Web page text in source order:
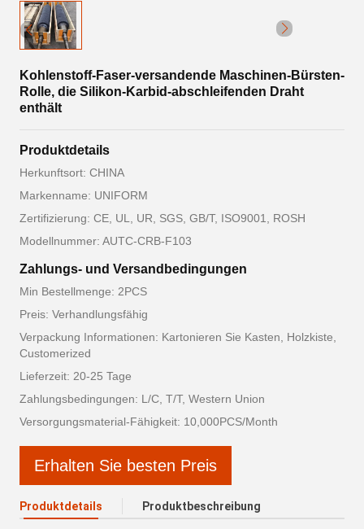
Kohlenstoff-Faser-versandende Maschinen-Bürsten-
Rolle, die Silikon-Karbid-abschleifenden Draht
enthält
Produktdetails
Herkunftsort: CHINA
Markenname: UNIFORM
Zertifizierung: CE, UL, UR, SGS, GB/T, ISO9001, ROSH
Modellnummer: AUTC-CRB-F103
Zahlungs- und Versandbedingungen
Min Bestellmenge: 2PCS
Preis: Verhandlungsfähig
Verpackung Informationen: Kartonieren Sie Kasten, Holzkiste,
Customerized
Lieferzeit: 20-25 Tage
Zahlungsbedingungen: L/C, T/T, Western Union
Versorgungsmaterial-Fähigkeit: 10,000PCS/Month
Erhalten Sie besten Preis
Produktdetails Produktbeschreibung